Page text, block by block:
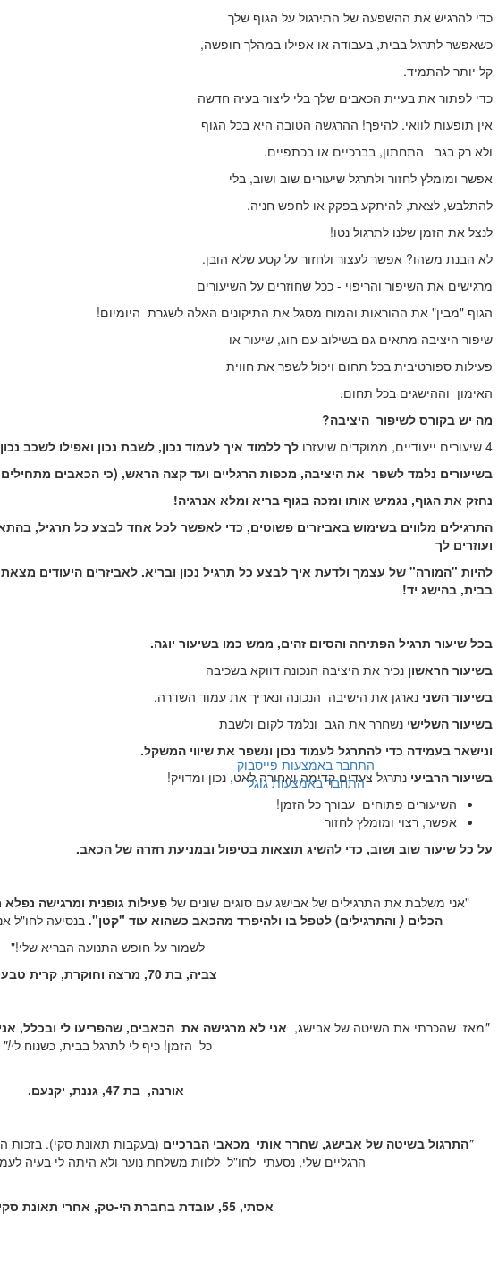
התחבר באמצעות פייסבוק
התחבר באמצעות גוגל
כדי להרגיש את ההשפעה של התירגול על הגוף שלך
כשאפשר לתרגל בבית, בעבודה או אפילו במהלך חופשה,
קל יותר להתמיד.
כדי לפתור את בעיית הכאבים שלך בלי ליצור בעיה חדשה
אין תופעות לוואי. להיפך! ההרגשה הטובה היא בכל הגוף
ולא רק בגב התחתון, בברכיים או בכתפיים.
אפשר ומומלץ לחזור ולתרגל שיעורים שוב ושוב, בלי
להתלבש, לצאת, להיתקע בפקק או לחפש חניה.
לנצל את הזמן שלנו לתרגול נטו!
לא הבנת משהו? אפשר לעצור ולחזור על קטע שלא הובן.
מרגישים את השיפור והריפוי - ככל שחוזרים על השיעורים
הגוף "מבין" את ההוראות והמוח מסגל את התיקונים האלה לשגרת היומיום!
שיפור היציבה מתאים גם בשילוב עם חוג, שיעור או
פעילות ספורטיבית בכל תחום ויכול לשפר את חווית
האימון וההישגים בכל תחום.
מה יש בקורס לשיפור היציבה?
4 שיעורים ייעודיים, ממוקדים שיעזרו
לך ללמוד איך לעמוד נכון, לשבת נכון ואפילו לשכב
בשיעורים נלמד לשפר את היציבה, מכפות הרגליים ועד קצה הראש, (כי הכאבים מתחילים
נחזק את הגוף, נגמיש אותו ונזכה בגוף בריא ומלא אנרגיה!
התרגילים מלווים בשימוש באביזרים פשוטים, כדי לאפשר לכל אחד לבצע כל תרגיל, בהתאם
ועוזרים לך
להיות "המורה" של עצמך ולדעת איך לבצע כל תרגיל נכון ובריא. לאביזרים היעודים
בבית, בהישג יד!
בכל שיעור תרגיל הפתיחה והסיום זהים, ממש כמו בשיעור יוגה.
בשיעור הראשון נכיר את היציבה הנכונה דווקא בשכיבה
בשיעור השני נארגן את הישיבה הנכונה ונאריך את עמוד השדרה.
בשיעור השלישי נשחרר את הגב ונלמד לקום ולשבת
ונישאר בעמידה כדי להתרגל לעמוד נכון ונשפר את שיווי המשקל.
בשיעור הרביעי נתרגל צעדים קדימה ואחורה לאט, נכון ומדויק!
השיעורים פתוחים עבורך כל הזמן!
אפשר, רצוי ומומלץ לחזור
על כל שיעור שוב ושוב, כדי להשיג תוצאות בטיפול ובמניעת חזרה של הכאב.
"אני משלבת את התרגילים של אבישג עם סוגים שונים של פעילות גופנית ומרגישה
הכלים ( והתרגילים) לטפל בו ולהיפרד מהכאב כשהוא עוד "קטן". בנסיעה לחו"ל
לשמור על חופש התנועה הבריא שלי!"
צביה, בת 70, מרצה וחוקרת, קרית טבעון
"מאז שהכרתי את השיטה של אבישג, אני לא מרגישה את הכאבים, שהפריעו לי ובכלל,
כל הזמן! כיף לי לתרגל בבית, כשנוח לי!"
אורנה, בת 47, גננת, יקנעם.
"התרגול בשיטה של אבישג, שחרר אותי מכאבי הברכיים (בעקבות תאונת סקי). בזכות
הרגליים שלי, נסעתי לחו"ל ללוות משלחת נוער ולא היתה לי בעיה
אסתי, 55, עובדת בחברת הי-טק, אחרי תאונת סקי,